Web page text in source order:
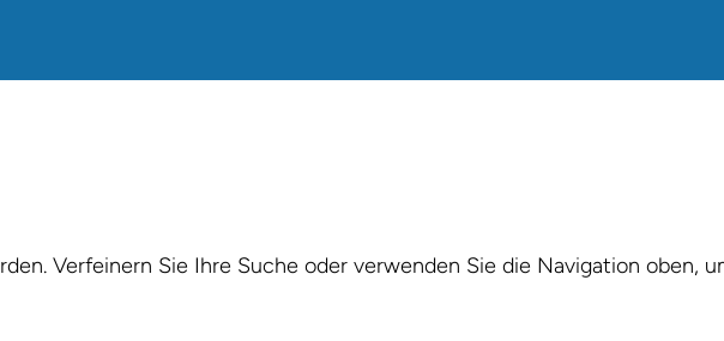
Verfeinern Sie Ihre Suche oder verwenden Sie die Navigation oben,